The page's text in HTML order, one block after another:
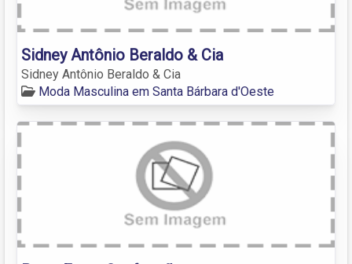
Sidney Antônio Beraldo & Cia
Sidney Antônio Beraldo & Cia
Moda Masculina em Santa Bárbara d'Oeste